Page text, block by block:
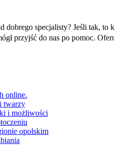
dobrego specjalisty? Jeśli tak,
przyjść do nas po pomoc.
online.
twarzy
i możliwości
opolskim